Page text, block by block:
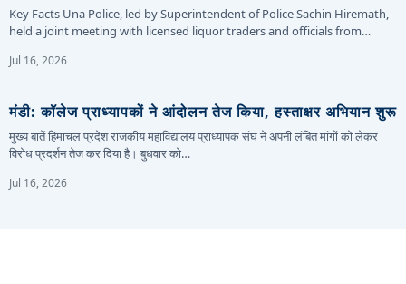
Key Facts Una Police, led by Superintendent of Police Sachin Hiremath,
held a joint meeting with licensed liquor traders and officials from…
Jul 16, 2026
मंडी: कॉलेज प्राध्यापकों ने आंदोलन तेज किया, हस्ताक्षर अभियान शुरू
मुख्य बातें हिमाचल प्रदेश राजकीय महाविद्यालय प्राध्यापक संघ ने अपनी लंबित मांगों को लेकर
विरोध प्रदर्शन तेज कर दिया है। बुधवार को…
Jul 16, 2026